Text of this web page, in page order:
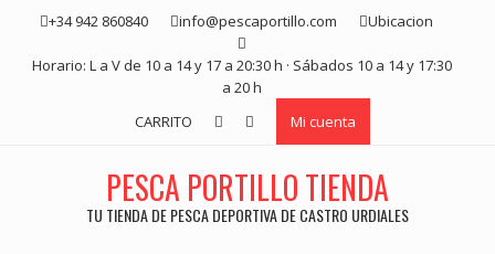
+34 942 860840 info@pescaportillo.com Ubicacion
Horario: L a V de 10 a 14 y 17 a 20:30 h · Sábados 10 a 14 y 17:30
a 20 h
CARRITO
Mi cuenta
PESCA PORTILLO TIENDA
TU TIENDA DE PESCA DEPORTIVA DE CASTRO URDIALES